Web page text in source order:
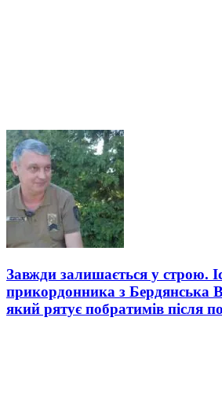
Завжди залишається у строю.
прикордонника з Бердянська
який рятує побратимів після